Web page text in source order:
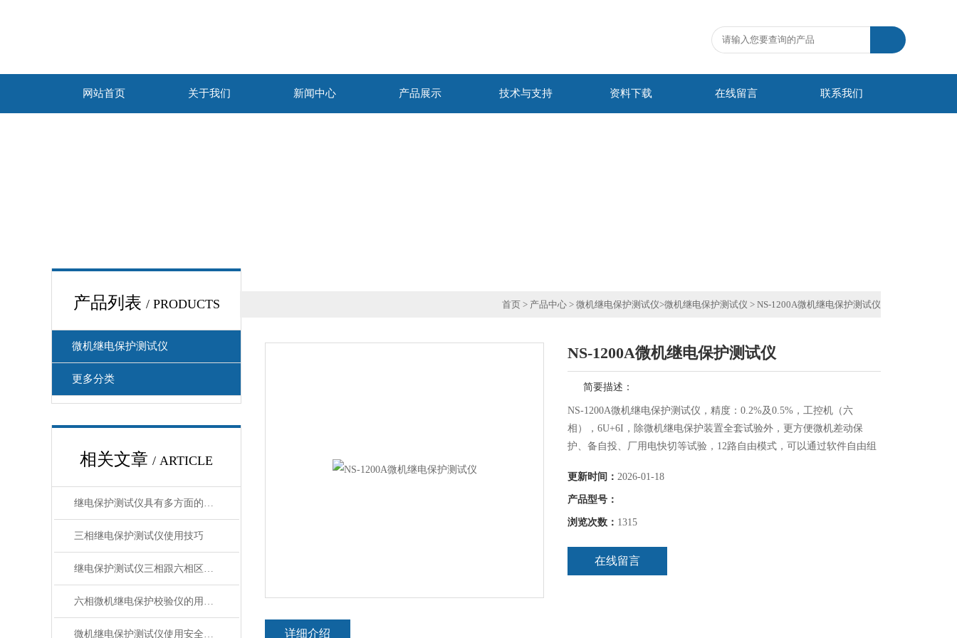
网站首页 关于我们 新闻中心 产品展示 技术与支持 资料下载 在线留言 联系我们
产品列表 / PRODUCTS
微机继电保护测试仪
更多分类
相关文章 / ARTICLE
继电保护测试仪具有多方面的特点和优势，以下是具体介绍：
三相继电保护测试仪使用技巧
继电保护测试仪三相跟六相区别在哪里？
六相微机继电保护校验仪的用途与优点解析
微机继电保护测试仪使用安全注意事项
首页 > 产品中心 > 微机继电保护测试仪>微机继电保护测试仪 > NS-1200A微机继电保护测试仪
NS-1200A微机继电保护测试仪
简要描述：
NS-1200A微机继电保护测试仪，精度：0.2%及0.5%，工控机（六
相），6U+6I，除微机继电保护装置全套试验外，更方便微机差动保
护、备自投、厂用电快切等试验，12路自由模式，可以通过软件自由组
更新时间： 2026-01-18
产品型号：
浏览次数： 1315
在线留言
详细介绍